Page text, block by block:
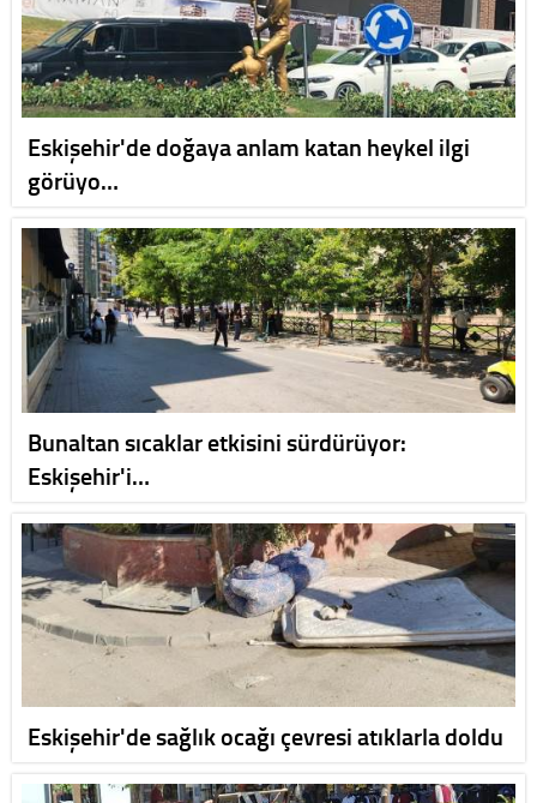
Eskişehir'de doğaya anlam katan heykel ilgi
görüyo…
Bunaltan sıcaklar etkisini sürdürüyor:
Eskişehir'i…
Eskişehir'de sağlık ocağı çevresi atıklarla doldu